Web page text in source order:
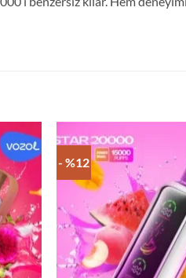
- %12